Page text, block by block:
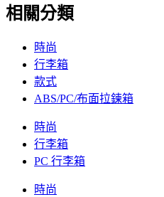
相關分類
時尚
行李箱
款式
ABS/PC/布面拉鍊箱
時尚
行李箱
PC 行李箱
時尚